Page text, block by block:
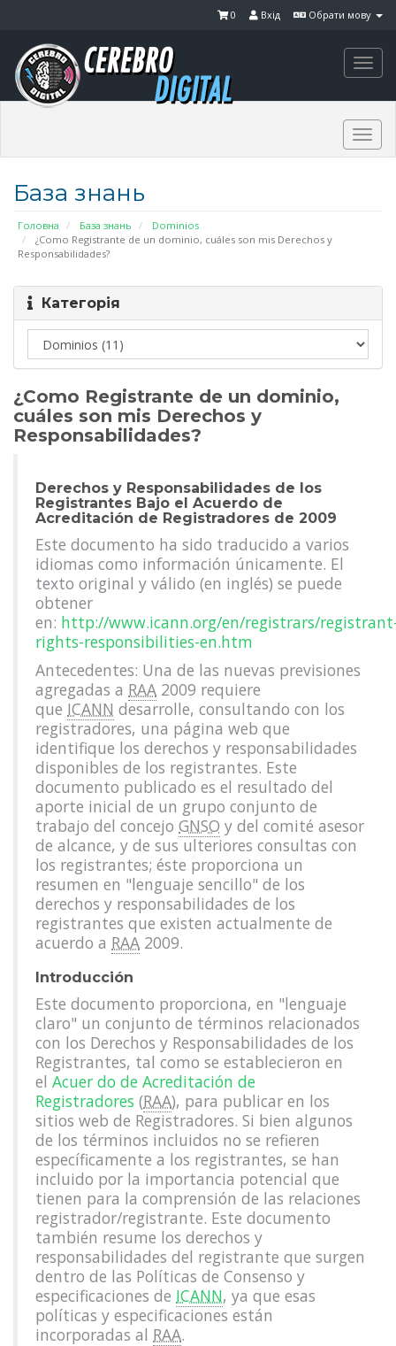
Обрати мову
Вхід
0
База знань
Головна База знань
Dominios
¿Como Registrante de un dominio, cuáles son mis Derechos y
Responsabilidades?
Категорія
¿Como Registrante de un dominio,
cuáles son mis Derechos y
Responsabilidades?
Derechos y Responsabilidades de los
Registrantes Bajo el Acuerdo de
Acreditación de Registradores de 2009
Este documento ha sido traducido a varios
idiomas como información únicamente. El
texto original y válido (en inglés) se puede
obtener
en: http://www.icann.org/en/registrars/
rights-responsibilities-en.htm
Antecedentes: Una de las nuevas previsiones
agregadas a RAA 2009 requiere
que ICANN desarrolle, consultando con los
registradores, una página web que
identifique los derechos y responsabilidades
disponibles de los registrantes. Este
documento publicado es el resultado del
aporte inicial de un grupo conjunto de
trabajo del concejo GNSO y del comité asesor
de alcance, y de sus ulteriores consultas con
los registrantes; éste proporciona un
resumen en "lenguaje sencillo" de los
derechos y responsabilidades de los
registrantes que existen actualmente de
acuerdo a RAA 2009.
Introducción
Este documento proporciona, en "lenguaje
claro" un conjunto de términos relacionados
con los Derechos y Responsabilidades de los
Registrantes, tal como se establecieron en
el Acuer do de Acreditación de
Registradores (RAA), para publicar en los
sitios web de Registradores. Si bien algunos
de los términos incluidos no se refieren
específicamente a los registrantes, se han
incluido por la importancia potencial que
tienen para la comprensión de las relaciones
registrador/registrante. Este documento
también resume los derechos y
responsabilidades del registrante que surgen
dentro de las Políticas de Consenso y
especificaciones de ICANN, ya que esas
políticas y especificaciones están
incorporadas al RAA.